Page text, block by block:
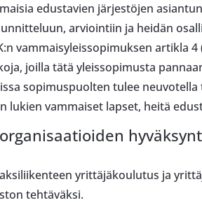
edustavien järjestöjen
arviointiin ja heidän
vammaisyleissopimuksen artikla
joilla tätä yleissopimusta
sopimuspuolten tulee
lukien vammaiset lapset, heitä
yrittäjäkoulutus ja
tehtäväksi.